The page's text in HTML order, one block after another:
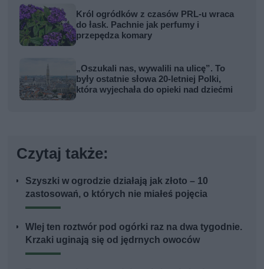
Król ogródków z czasów PRL-u wraca
do łask. Pachnie jak perfumy i
przepędza komary
„Oszukali nas, wywalili na ulicę”. To
były ostatnie słowa 20-letniej Polki,
która wyjechała do opieki nad dziećmi
Czytaj także:
Szyszki w ogrodzie działają jak złoto – 10
zastosowań, o których nie miałeś pojęcia
Wlej ten roztwór pod ogórki raz na dwa tygodnie.
Krzaki uginają się od jędrnych owoców